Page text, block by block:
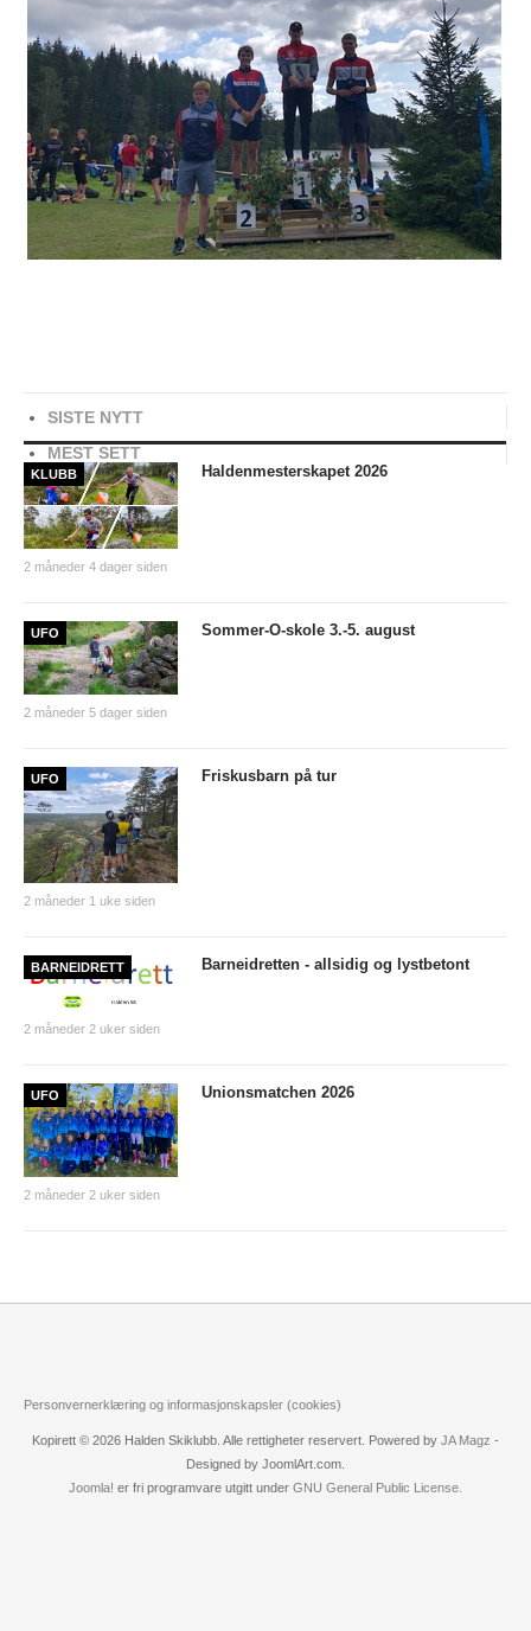
SISTE NYTT
MEST SETT
KLUBB
2 måneder 4 dager siden
Haldenmesterskapet 2026
UFO
2 måneder 5 dager siden
Sommer-O-skole 3.-5. august
UFO
2 måneder 1 uke siden
Friskusbarn på tur
BARNEIDRETT
2 måneder 2 uker siden
Barneidretten - allsidig og lystbetont
UFO
2 måneder 2 uker siden
Unionsmatchen 2026
Personvernerklæring og informasjonskapsler (cookies)
Kopirett © 2026 Halden Skiklubb. Alle rettigheter reservert. Powered by JA Magz -
Designed by JoomlArt.com.
Joomla! er fri programvare utgitt under GNU General Public License.